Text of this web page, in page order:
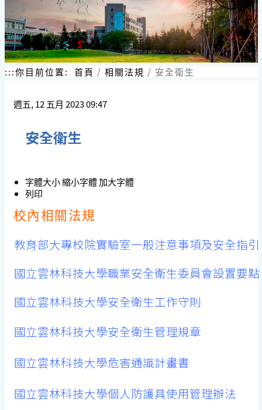
:::你目前位置: 首頁 相關法規 安全衛生
週五, 12 五月 2023 09:47
安全衛生
字體大小縮小字體加大字體
列印
校內相關法規
教育部大專校院實驗室⼀般注意事項及安全指
國立雲林科技大學職業安全衛生委員會設置要點
國立雲林科技大學安全衛生工作守則
國立雲林科技大學安全衛生管理規章
國立雲林科技大學危害通識計畫書
國立雲林科技大學個人防護具使用管理辦法